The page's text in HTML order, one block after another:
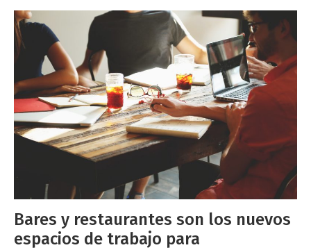
Bares y restaurantes son los nuevos
espacios de trabajo para